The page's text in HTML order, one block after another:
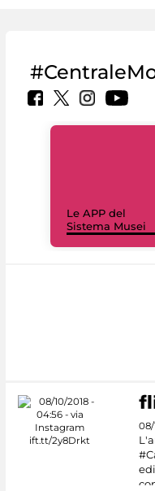
Le APP del
Sistema Musei
08/